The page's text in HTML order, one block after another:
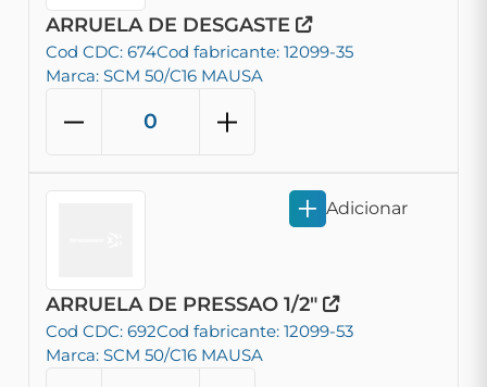
ARRUELA DE DESGASTE
Cod CDC: 674Cod fabricante: 12099-35
Marca: SCM 50/C16 MAUSA
ARRUELA DE PRESSAO 1/2"
Cod CDC: 692Cod fabricante: 12099-53
Marca: SCM 50/C16 MAUSA
Adicionar